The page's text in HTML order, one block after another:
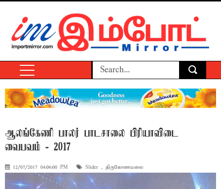
ஆலங்கேணி பாலர் பாடசாலை பிரியாவிடை
வைபவம் - 2017
12/07/2017 04:06:00 PM Slider , திருகோணமலை